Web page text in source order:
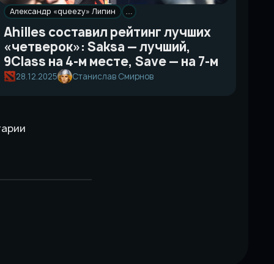
Александр «queezy» Липин …
Ahilles составил рейтинг лучших
«четверок»: Saksa — лучший,
9Class на 4-м месте, Save — на 7-м
28.12.2025 Станислав Смирнов